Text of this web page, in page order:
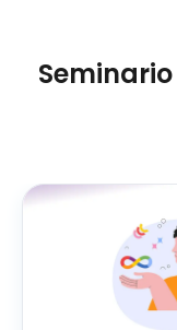
Seminario